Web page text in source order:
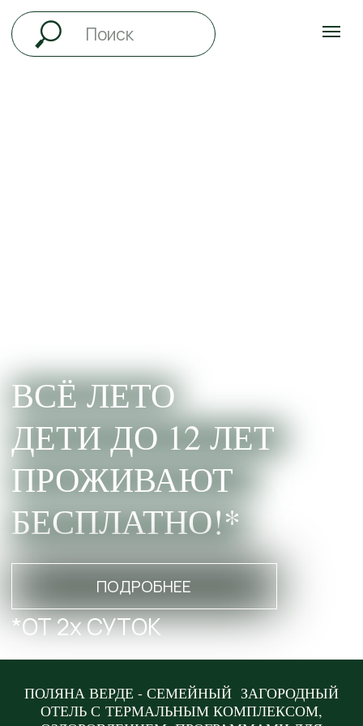
БЕСПЛАТНО!*
*ОТ 2х СУТОК
ПОЛЯНА ВЕРДЕ - СЕМЕЙНЫЙ ЗАГОРОДНЫЙ
ОТЕЛЬ С ТЕРМАЛЬНЫМ КОМПЛЕКСОМ,
НЕДЕЛЯ ЗВЕЗДОПАДА |
НЕДЕЛЯ РОССИЙСКОГО ФЛАГА